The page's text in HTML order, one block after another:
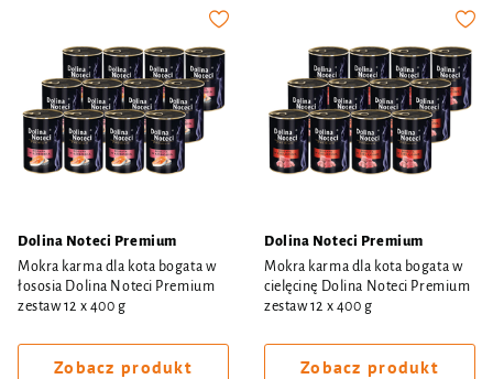
Dolina Noteci Premium
Mokra karma dla kota bogata w
łososia Dolina Noteci Premium
zestaw 12 x 400 g
Zobacz produkt
Dolina Noteci Premium
Mokra karma dla kota bogata w
cielęcinę Dolina Noteci Premium
zestaw 12 x 400 g
Zobacz produkt